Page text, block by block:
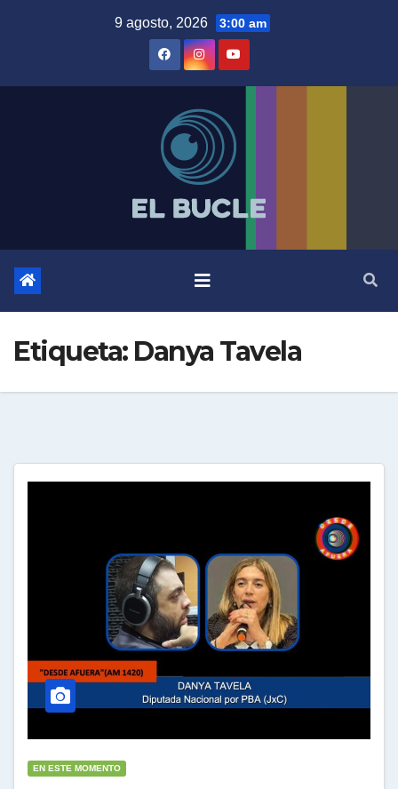
9 agosto, 2026 3:00 am
Etiqueta: Danya Tavela
EN ESTE MOMENTO